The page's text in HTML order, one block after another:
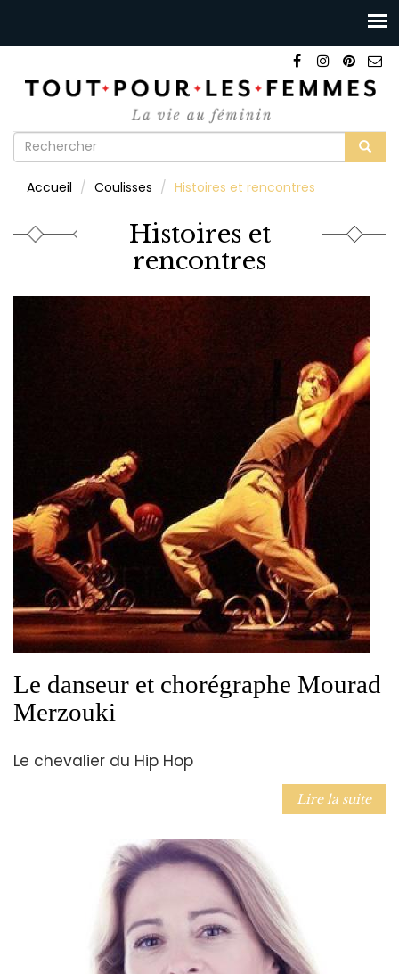
Formulaire
recherche
Accueil Coulisses Histoires et rencontres
Histoires et
rencontres
Le danseur et chorégraphe Mourad
Merzouki
Le chevalier du Hip Hop
Lire la suite